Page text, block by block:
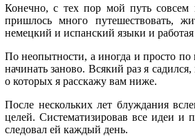
Конечно, с тех пор мой путь
пришлось много путешествовать,
немецкий и испанский языки и
По неопытности, а иногда и просто по
начинать заново. Всякий раз я
о которых я расскажу вам ниже.
После нескольких лет блуждания
целей. Систематизировав все идеи и
следовал ей каждый день.